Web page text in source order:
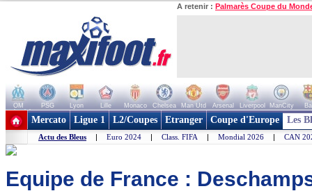
A retenir : Palmarès Coupe du
OM PSG Lyon Lille Monaco Chelsea Man Utd Arsenal Liverpool ManCity
+ de clubs
Mercato Ligue 1 L2/Coupes Etranger Coupe d'Europe Les
Actu des Bleus | Euro 2024 | Class. FIFA | Mondial 2026 | CAN
Equipe de France :